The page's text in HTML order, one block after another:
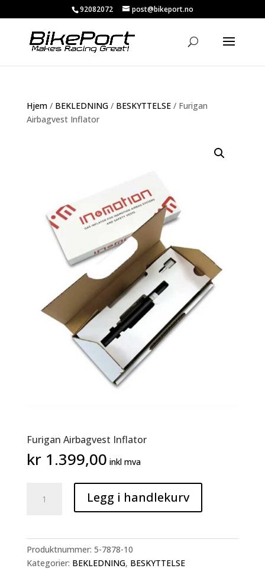
92082072 post@bikeport.no
Hjem/ BEKLEDNING/ BESKYTTELSE/ Furigan
Airbagvest Inflator
Furigan Airbagvest Inflator
kr1.399,00 inkl mva
Airbagvest
Legg i handlekurv
Produktnummer: 5-7878-10
Kategorier: BEKLEDNING, BESKYTTELSE